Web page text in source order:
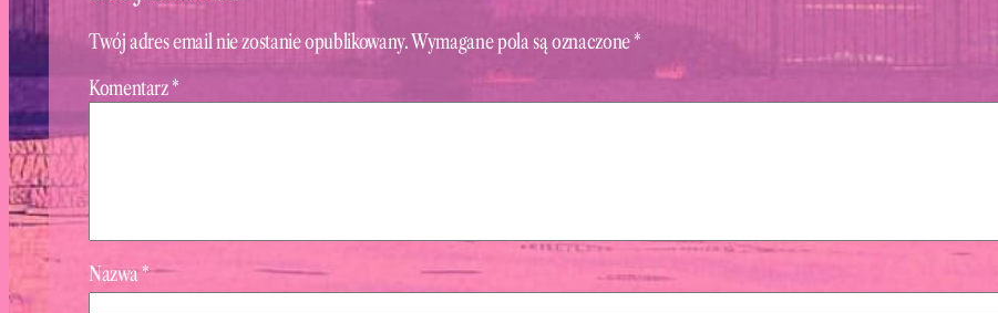
Twój adres email nie zostanie opublikowany.Wymagane pola są oznaczone*
Komentarz*
Nazwa*